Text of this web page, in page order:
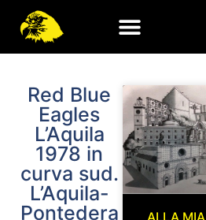
Red Blue
Eagles
L’Aquila
1978 in
curva sud.
L’Aquila-
Pontedera